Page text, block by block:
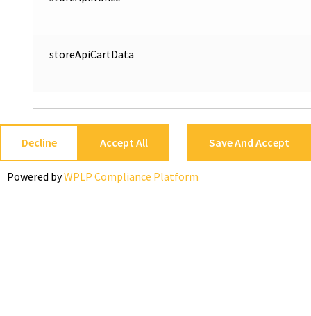
storeApiCartData
Decline Accept All Save And Accept
Powered byWPLP Compliance Platform